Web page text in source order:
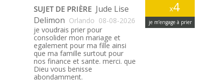
x4
je m’engage à prier
SUJET DE PRIÈRE Jude Lise
Delimon Orlando 08-08-2026
je voudrais prier pour
consolider mon mariage et
egalement pour ma fille ainsi
que ma famille surtout pour
nos finance et sante. merci. que
Dieu vous benisse
abondamment.